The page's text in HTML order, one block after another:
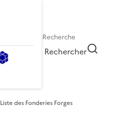
Rechercher
Liste des Fonderies Forges